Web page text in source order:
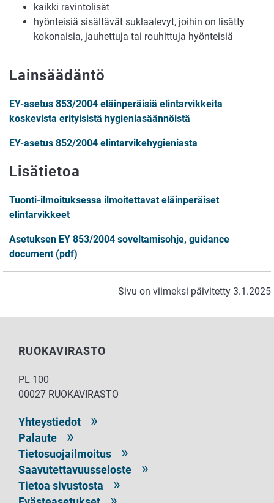
kaikki ravintolisät
hyönteisiä sisältävät suklaalevyt, joihin on lisätty
kokonaisia, jauhettuja tai rouhittuja hyönteisiä
Lainsäädäntö
EY-asetus 853/2004 eläinperäisiä elintarvikkeita
koskevista erityisistä hygieniasäännöistä
EY-asetus 852/2004 elintarvikehygieniasta
Lisätietoa
Tuonti-ilmoituksessa ilmoitettavat eläinperäiset
elintarvikkeet
Asetuksen EY 853/2004 soveltamisohje, guidance
document (pdf)
Sivu on viimeksi päivitetty 3.1.2025
RUOKAVIRASTO
PL 100
00027 RUOKAVIRASTO
Yhteystiedot
Palaute
Tietosuojailmoitus
Saavutettavuusseloste
Tietoa sivustosta